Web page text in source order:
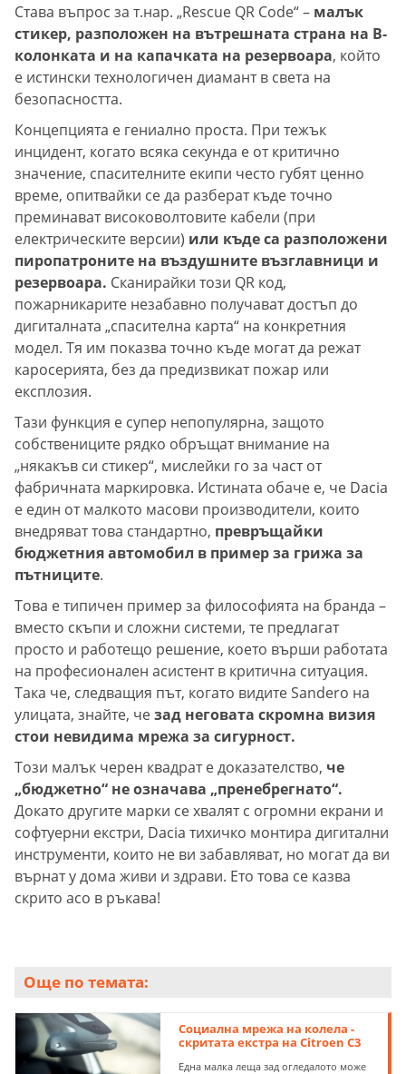
Става въпрос за т.нар. „Rescue QR Code“ – малък
стикер, разположен на вътрешната страна на В-
колонката и на капачката на резервоара, който
е истински технологичен диамант в света на
безопасността.
Концепцията е гениално проста. При тежък
инцидент, когато всяка секунда е от критично
значение, спасителните екипи често губят ценно
време, опитвайки се да разберат къде точно
преминават високоволтовите кабели (при
електрическите версии) или къде са разположени
пиропатроните на въздушните възглавници и
резервоара. Сканирайки този QR код,
пожарникарите незабавно получават достъп до
дигиталната „спасителна карта“ на конкретния
модел. Тя им показва точно къде могат да режат
каросерията, без да предизвикат пожар или
експлозия.
Тази функция е супер непопулярна, защото
собствениците рядко обръщат внимание на
„някакъв си стикер“, мислейки го за част от
фабричната маркировка. Истината обаче е, че Dacia
е един от малкото масови производители, които
внедряват това стандартно, превръщайки
бюджетния автомобил в пример за грижа за
пътниците.
Това е типичен пример за философията на бранда –
вместо скъпи и сложни системи, те предлагат
просто и работещо решение, което върши работата
на професионален асистент в критична ситуация.
Така че, следващия път, когато видите Sandero на
улицата, знайте, чезад неговата скромна визия
стои невидима мрежа за сигурност.
Този малък черен квадрат е доказателство, че
„бюджетно“ не означава „пренебрегнато“.
Докато другите марки се хвалят с огромни екрани и
софтуерни екстри, Dacia тихичко монтира дигитални
инструменти, които не ви забавляват, но могат да ви
върнат у дома живи и здрави. Ето това се казва
скрито асо в ръкава!
Още по темата:
Социална мрежа на колела -
скритата екстра на Citroen C3
Една малка леща зад огледалото може